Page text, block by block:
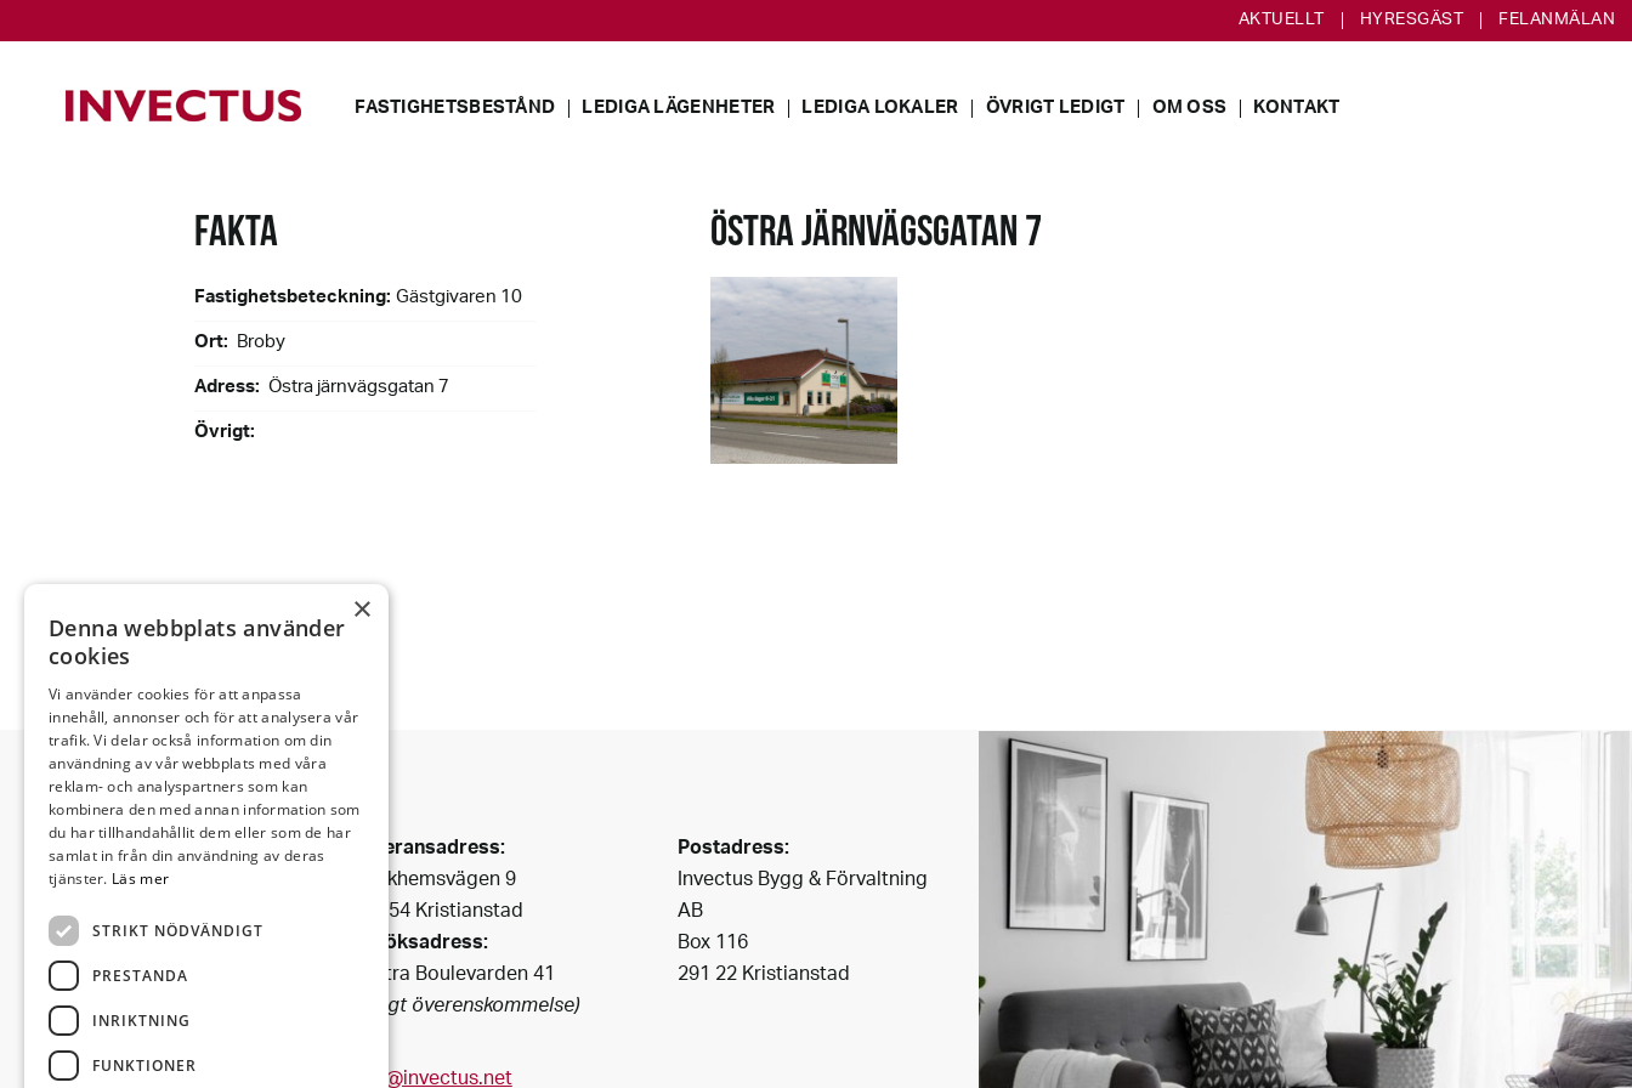
AKTUELLT HYRESGÄST FELANMÄLAN
FASTIGHETSBESTÅND LEDIGA LÄGENHETER LEDIGA LOKALER ÖVRIGT LEDIGT OM OSS KONTAKT
FAKTA
Fastighetsbeteckning:Gästgivaren 10
Ort: Broby
Adress: Östra järnvägsgatan 7
Övrigt:
ÖSTRA JÄRNVÄGSGATAN 7
Invectus är ett
Bygg & Fastighetsbolag
som har funnits i Kristianstad
sedan 1990.
Vi förvaltar fastigheter i
centrala
Kristianstad och i dess fina
omgivning.
Leveransadress:
Björkhemsvägen 9
291 54 Kristianstad
Besöksadress:
Västra Boulevarden 41
(enligt överenskommelse)
info@invectus.net
Postadress:
Invectus Bygg & Förvaltning
AB
Box 116
291 22 Kristianstad
×
Denna webbplats använder
cookies
Vi använder cookies för att anpassa
innehåll, annonser och för att analysera vår
trafik. Vi delar också information om din
användning av vår webbplats med våra
reklam- och analyspartners som kan
kombinera den med annan information som
du har tillhandahållit dem eller som de har
samlat in från din användning av deras
tjänster. Läs mer
STRIKT NÖDVÄNDIGT
PRESTANDA
INRIKTNING
FUNKTIONER